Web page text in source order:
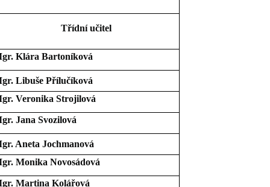
Třídní učitel
Klára Bartoníková
Libuše Přílučíková
Veronika Strojilová
Jana Svozilová
Aneta Jochmanová
Monika Novosádová
Martina Kolářová